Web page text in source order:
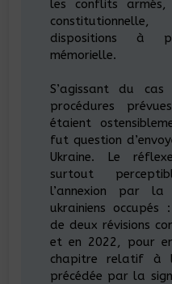
les conflits
dispositions à
mémorielle.
S’agissant du
procédures
étaient
fut question
Ukraine. Le
surtout
l’annexion par la
ukrainiens
de deux révisions
et en 2022, pour
chapitre relatif à
précédée par la